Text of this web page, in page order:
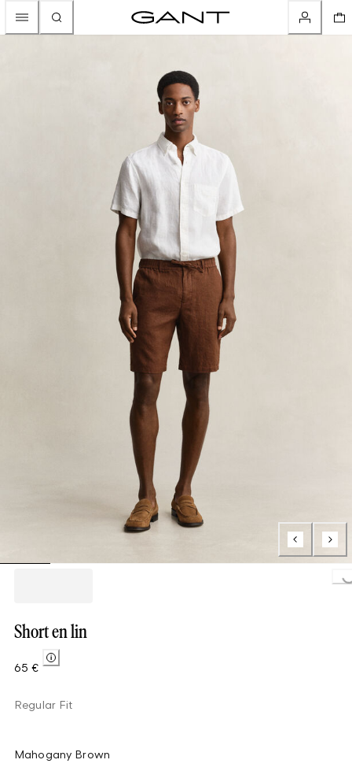
Short en lin
65 €
Regular Fit
Mahogany Brown